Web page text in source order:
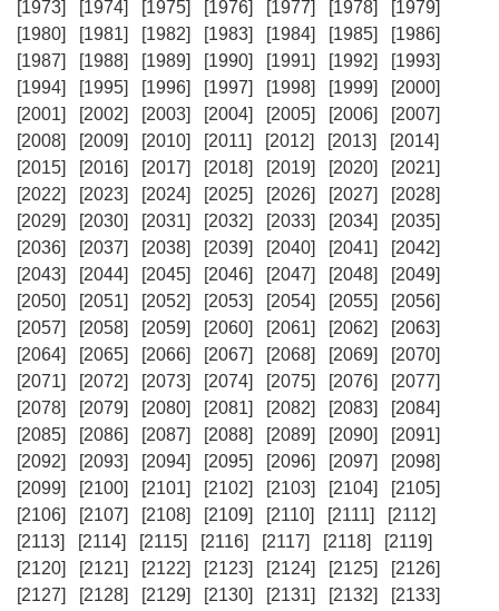
[1973] [1974] [1975] [1976] [1977] [1978]
[1979]
[1980]
[1981] [1982] [1983] [1984] [1985]
[1986]
[1987]
[1988] [1989] [1990] [1991] [1992]
[1993]
[1994]
[1995] [1996] [1997] [1998] [1999]
[2000]
[2001]
[2002] [2003] [2004] [2005] [2006]
[2007]
[2008]
[2009] [2010] [2011] [2012] [2013]
[2014]
[2015]
[2016] [2017] [2018] [2019] [2020]
[2021]
[2022]
[2023] [2024] [2025] [2026] [2027]
[2028]
[2029]
[2030] [2031] [2032] [2033] [2034]
[2035]
[2036]
[2037] [2038] [2039] [2040] [2041]
[2042]
[2043]
[2044] [2045] [2046] [2047] [2048]
[2049]
[2050]
[2051] [2052] [2053] [2054] [2055]
[2056]
[2057]
[2058] [2059] [2060] [2061] [2062]
[2063]
[2064]
[2065] [2066] [2067] [2068] [2069]
[2070]
[2071]
[2072] [2073] [2074] [2075] [2076]
[2077]
[2078]
[2079] [2080] [2081] [2082] [2083]
[2084]
[2085]
[2086] [2087] [2088] [2089] [2090]
[2091]
[2092]
[2093] [2094] [2095] [2096] [2097]
[2098]
[2099]
[2100] [2101] [2102] [2103] [2104]
[2105]
[2106]
[2107] [2108] [2109] [2110] [2111]
[2112]
[2113]
[2114] [2115] [2116] [2117] [2118]
[2119]
[2120]
[2121] [2122] [2123] [2124] [2125]
[2126]
[2127]
[2128] [2129] [2130] [2131] [2132]
[2133]